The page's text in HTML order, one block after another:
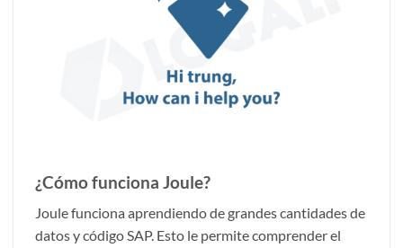
¿Cómo funciona Joule?
Joule funciona aprendiendo de grandes cantidades de
datos y código SAP. Esto le permite comprender el